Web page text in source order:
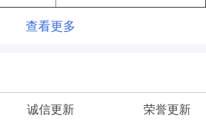
查看更多
诚信更新 荣誉更新